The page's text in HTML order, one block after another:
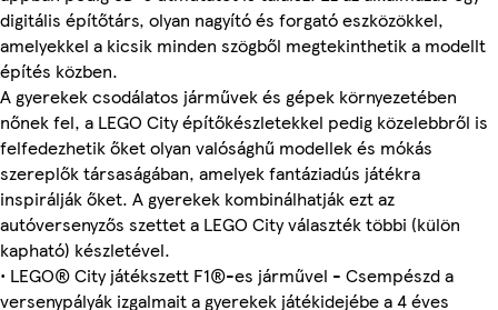
digitális építőtárs, olyan nagyító és forgató eszközökkel,
amelyekkel a kicsik minden szögből megtekinthetik a modellt
építés közben.
A gyerekek csodálatos járművek és gépek környezetében
nőnek fel, a LEGO City építőkészletekkel pedig közelebbről is
felfedezhetik őket olyan valósághű modellek és mókás
szereplők társaságában, amelyek fantáziadús játékra
inspirálják őket. A gyerekek kombinálhatják ezt az
autóversenyzős szettet a LEGO City választék többi (külön
kapható) készletével.
• LEGO® City játékszett F1®-es járművel - Csempészd a
versenypályák izgalmait a gyerekek játékidejébe a 4 éves